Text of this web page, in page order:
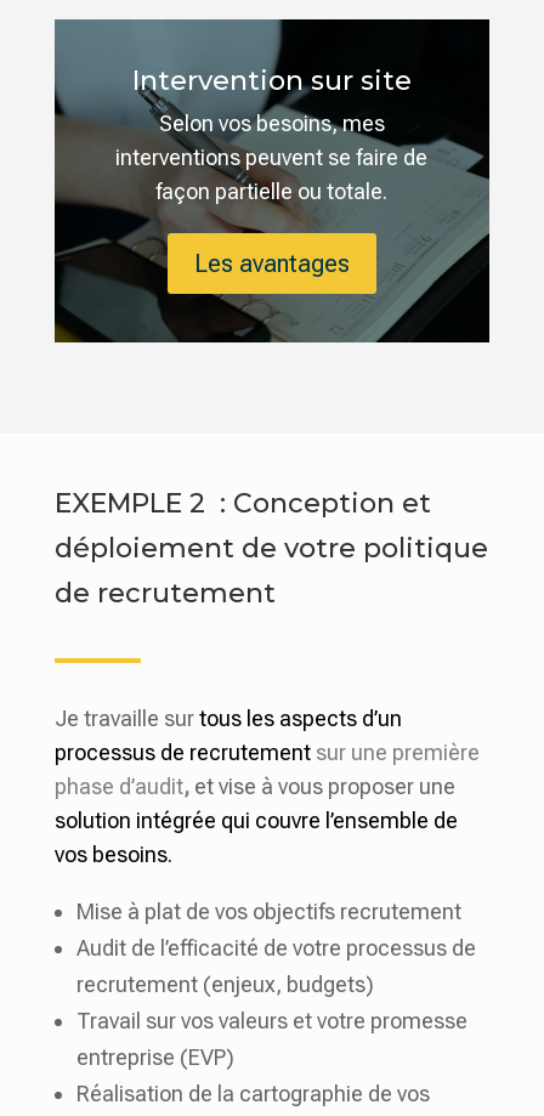
Intervention sur site
Selon vos besoins, mes
interventions peuvent se faire de
façon partielle ou totale.
Les avantages
EXEMPLE 2 : Conception et
déploiement de votre politique
de recrutement
Je travaille surtous les aspects d’un
processus de recrutement sur une première
phase d’audit, et vise à vous proposer une
solution intégrée qui couvre l’ensemble de
vos besoins.
Mise à plat de vos objectifs recrutement
Audit de l’efficacité de votre processus de
recrutement (enjeux, budgets)
Travail sur vos valeurs et votre promesse
entreprise (EVP)
Réalisation de la cartographie de vos